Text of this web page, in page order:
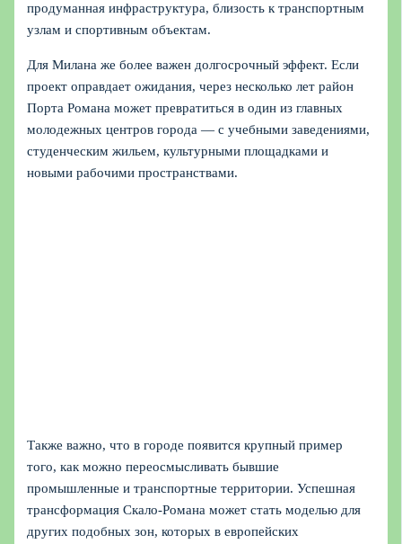
продуманная инфраструктура, близость к транспортным
узлам и спортивным объектам.
Для Милана же более важен долгосрочный эффект. Если
проект оправдает ожидания, через несколько лет район
Порта Романа может превратиться в один из главных
молодежных центров города — с учебными заведениями,
студенческим жильем, культурными площадками и
новыми рабочими пространствами.
Также важно, что в городе появится крупный пример
того, как можно переосмысливать бывшие
промышленные и транспортные территории. Успешная
трансформация Скало-Романа может стать моделью для
других подобных зон, которых в европейских